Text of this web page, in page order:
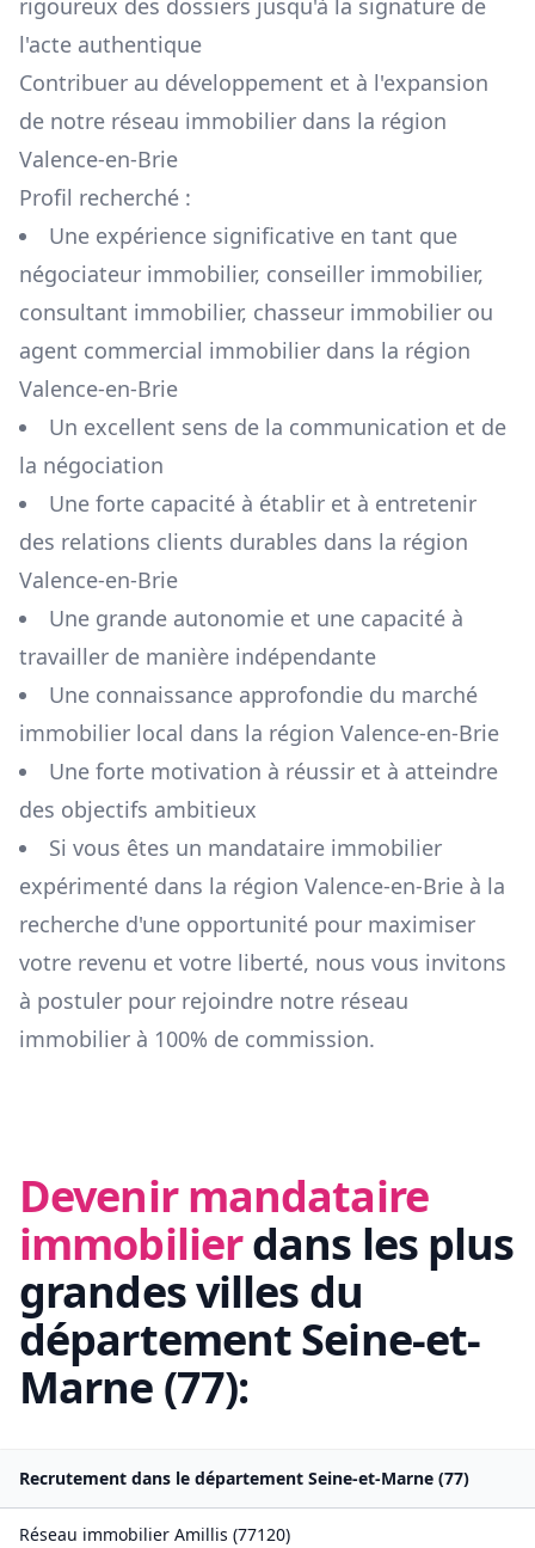
rigoureux des dossiers jusqu'à la signature de
l'acte authentique
Contribuer au développement et à l'expansion
de notre réseau immobilier dans la région
Valence-en-Brie
Profil recherché :
Une expérience significative en tant que
négociateur immobilier, conseiller immobilier,
consultant immobilier, chasseur immobilier ou
agent commercial immobilier dans la région
Valence-en-Brie
Un excellent sens de la communication et de
la négociation
Une forte capacité à établir et à entretenir
des relations clients durables dans la région
Valence-en-Brie
Une grande autonomie et une capacité à
travailler de manière indépendante
Une connaissance approfondie du marché
immobilier local dans la région Valence-en-Brie
Une forte motivation à réussir et à atteindre
des objectifs ambitieux
Si vous êtes un mandataire immobilier
expérimenté dans la région Valence-en-Brie à la
recherche d'une opportunité pour maximiser
votre revenu et votre liberté, nous vous invitons
à postuler pour rejoindre notre réseau
immobilier à 100% de commission.
Devenir mandataire
immobilierdans les plus
grandes villes du
départementSeine-et-
Marne (77):
Recrutement dans le département Seine-et-Marne (77)
Réseau immobilier Amillis (77120)